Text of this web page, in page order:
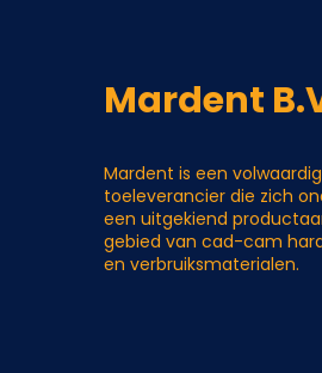
Mardent
Mardent is een
toeleverancier die zich
een uitgekiend
gebied van cad-cam
en verbruiksmaterialen.